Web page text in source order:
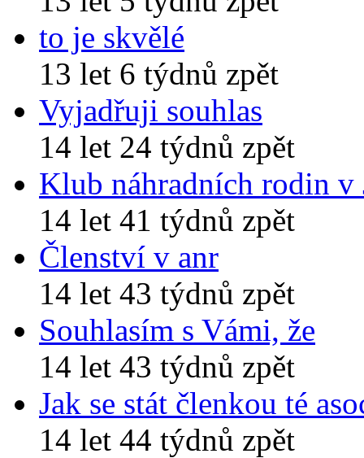
to je skvělé
13 let 6 týdnů zpět
Vyjadřuji souhlas
14 let 24 týdnů zpět
Klub náhradních rodin v
14 let 41 týdnů zpět
Členství v anr
14 let 43 týdnů zpět
Souhlasím s Vámi, že
14 let 43 týdnů zpět
Jak se stát členkou té
14 let 44 týdnů zpět